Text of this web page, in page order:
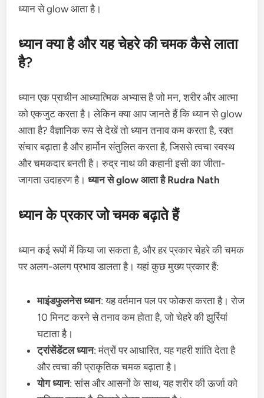
ध्यान से glow आता है।
ध्यान क्या है और यह चेहरे की चमक कैसे लाता
है?
ध्यान एक प्राचीन आध्यात्मिक अभ्यास है जो मन, शरीर और आत्मा
को एकजुट करता है। लेकिन क्या आप जानते हैं कि ध्यान से glow
आता है? वैज्ञानिक रूप से देखें तो ध्यान तनाव कम करता है, रक्त
संचार बढ़ाता है और हार्मोन संतुलित करता है, जिससे त्वचा स्वस्थ
और चमकदार बनती है। रुद्र नाथ की कहानी इसी का जीता-
जागता उदाहरण है।ध्यान से glow आता है Rudra Nath
ध्यान के प्रकार जो चमक बढ़ाते हैं
ध्यान कई रूपों में किया जा सकता है, और हर प्रकार चेहरे की चमक
पर अलग-अलग प्रभाव डालता है। यहां कुछ मुख्य प्रकार हैं:
माइंडफुलनेस ध्यान: यह वर्तमान पल पर फोकस करता है। रोज
10 मिनट करने से तनाव कम होता है, जो चेहरे की झुर्रियां
घटाता है।
ट्रांसेंडेंटल ध्यान: मंत्रों पर आधारित, यह गहरी शांति देता है
और त्वचा की प्राकृतिक चमक बढ़ाता है।
योग ध्यान: सांस और आसनों के साथ, यह शरीर की ऊर्जा को